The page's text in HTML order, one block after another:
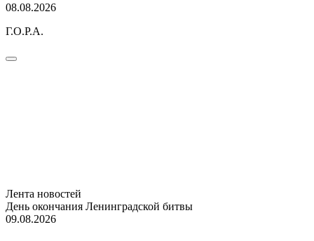
08.08.2026
Г.О.Р.А.
Лента новостей
День окончания Ленинградской битвы
09.08.2026